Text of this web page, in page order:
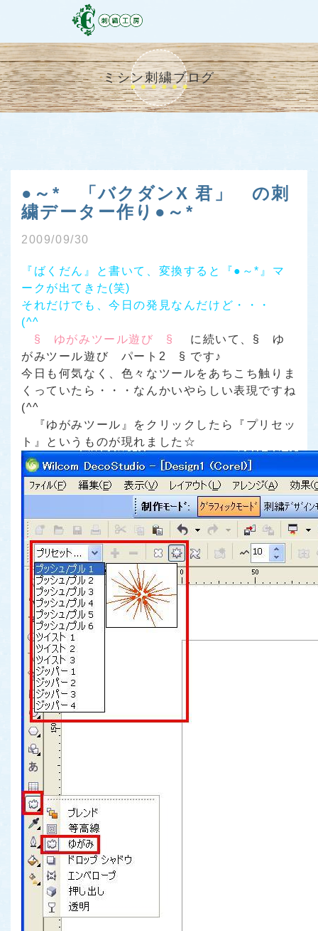
ミシン刺繍ブログ
●～* 「バクダンX 君」 の刺
繍データー作り●～*
2009/09/30
『ばくだん』と書いて、変換すると『●～*』マ
ークが出てきた(笑)
それだけでも、今日の発見なんだけど・・・
(^^ゞ
§ ゆがみツール遊び §
に続いて、§ ゆ
がみツール遊び パート2 § です♪
今日も何気なく、色々なツールをあちこち触りま
くっていたら・・・なんかいやらしい表現ですね
(^^ゞ
『ゆがみツール』をクリックしたら『プリセッ
ト』というものが現れました☆